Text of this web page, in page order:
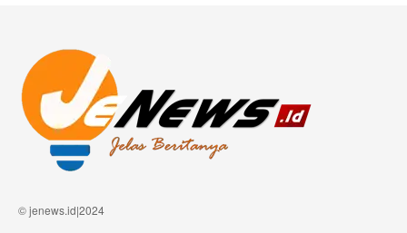
© jenews.id|2024